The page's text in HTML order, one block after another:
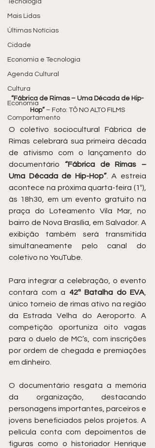
Tecnologia
Mais Lidas
Últimas Notícias
Cidade
Economia e Tecnologia
Agenda Cultural
Cultura
Economia
Comportamento
“Fábrica de Rimas – Uma Década de Hip-
Hop” – Foto: TÔ NO ALTO FILMS
O coletivo sociocultural Fábrica de
Rimas celebrará sua primeira década
de ativismo com o lançamento do
documentário “Fábrica de Rimas –
Uma Década de Hip-Hop”. A estreia
acontece na próxima quarta-feira (1º),
às 18h30, em um evento gratuito na
praça do Loteamento Vila Mar, no
bairro de Nova Brasília, em Salvador. A
exibição também será transmitida
simultaneamente pelo canal do
coletivo no YouTube.
Para integrar a celebração, o evento
contará com a 42ª Batalha do EVA
único torneio de rimas ativo na região
da Estrada Velha do Aeroporto. A
competição oportuniza oito vagas
para o duelo de MC’s, com inscrições
por ordem de chegada e premiações
em dinheiro.
O documentário resgata a memória
da organização, destacando
personagens importantes, parceiros e
jovens beneficiados pelos projetos. A
película conta com depoimentos de
figuras como o historiador Henrique